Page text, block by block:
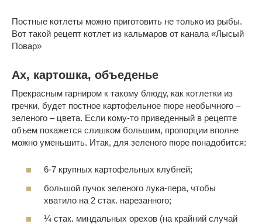
Постные котлеты можно приготовить не только из рыбы.
Вот такой рецепт котлет из кальмаров от канала «Лысый
Повар»
Ах, картошка, объеденье
Прекрасным гарниром к такому блюду, как котлетки из
гречки, будет постное картофельное пюре необычного –
зеленого – цвета. Если кому-то приведенный в рецепте
объем покажется слишком большим, пропорции вполне
можно уменьшить. Итак, для зеленого пюре понадобится:
6-7 крупных картофельных клубней;
большой пучок зеленого лука-пера, чтобы
хватило на 2 стак. нарезанного;
¼ стак. миндальных орехов (на крайний случай